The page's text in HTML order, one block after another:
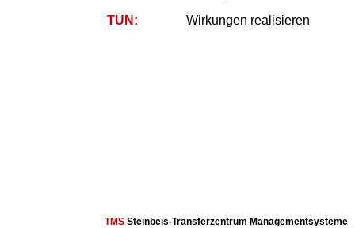
TUN: Wirkungen realisieren
TMS Steinbeis-Transferzentrum Managementsysteme